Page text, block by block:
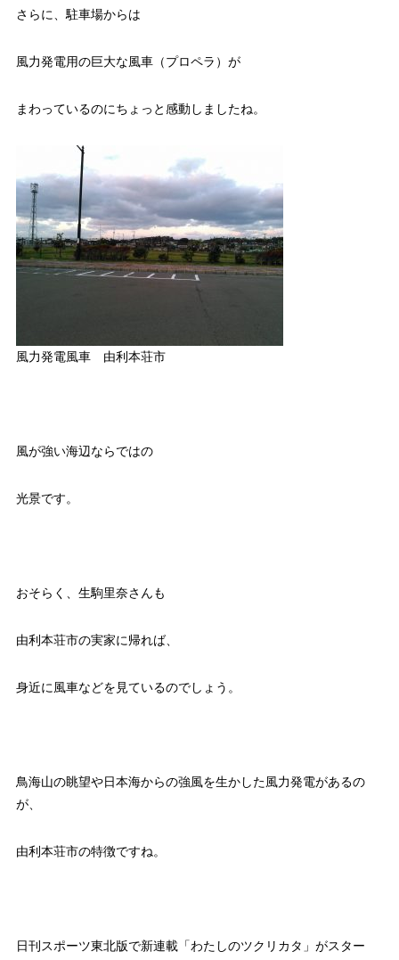
さらに、駐車場からは
風力発電用の巨大な風車（プロペラ）が
まわっているのにちょっと感動しましたね。
風力発電風車 由利本荘市
風が強い海辺ならではの
光景です。
おそらく、生駒里奈さんも
由利本荘市の実家に帰れば、
身近に風車などを見ているのでしょう。
鳥海山の眺望や日本海からの強風を生かした風力発電があるの
が、
由利本荘市の特徴ですね。
日刊スポーツ東北版で新連載「わたしのツクリカタ」がスター